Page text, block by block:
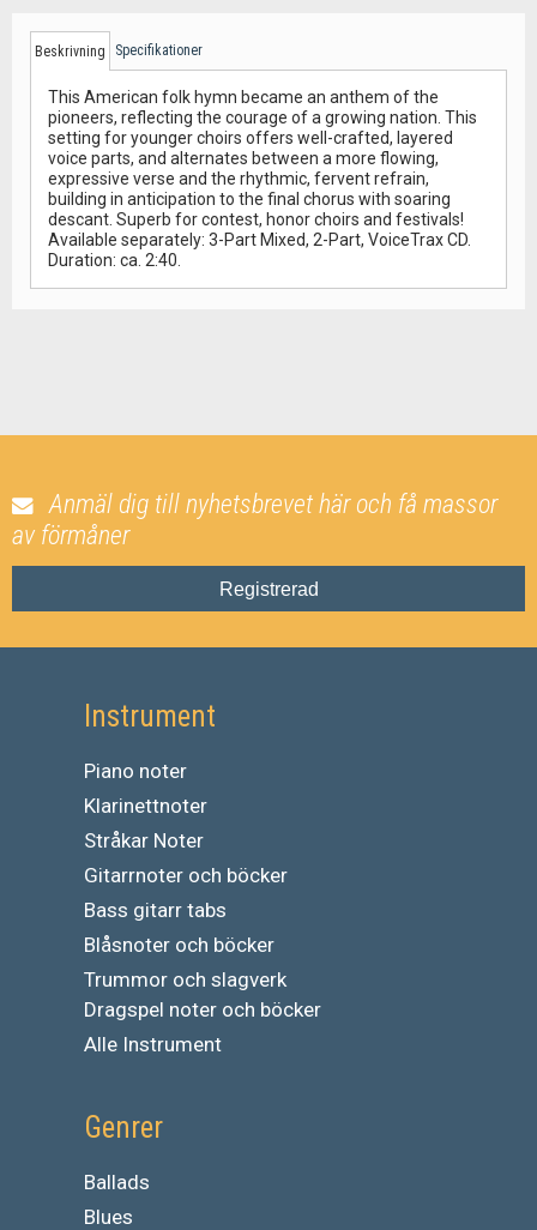
Beskrivning Specifikationer
This American folk hymn became an anthem of the
pioneers, reflecting the courage of a growing nation. This
setting for younger choirs offers well-crafted, layered
voice parts, and alternates between a more flowing,
expressive verse and the rhythmic, fervent refrain,
building in anticipation to the final chorus with soaring
descant. Superb for contest, honor choirs and festivals!
Available separately: 3-Part Mixed, 2-Part, VoiceTrax CD.
Duration: ca. 2:40.
Anmäl dig till nyhetsbrevet här och få massor
av förmåner
Registrerad
Instrument
Piano noter
Klarinettnoter
Stråkar Noter
Gitarrnoter och böcker
Bass gitarr tabs
Blåsnoter och böcker
Trummor och slagverk
Dragspel noter och böcker
Alle Instrument
Genrer
Ballads
Blues